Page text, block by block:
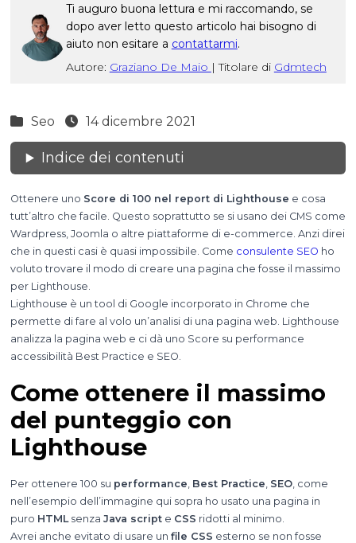
Ti auguro buona lettura e mi raccomando, se
dopo aver letto questo articolo hai bisogno di
aiuto non esitare a contattarmi.
Autore: Graziano De Maio | Titolare di Gdmtech
Seo 14 dicembre 2021
Indice dei contenuti
Ottenere uno Score di 100 nel report di Lighthouse e cosa
tutt’altro che facile. Questo soprattutto se si usano dei CMS come
Wardpress, Joomla o altre piattaforme di e-commerce. Anzi direi
che in questi casi è quasi impossibile. Come consulente SEO ho
voluto trovare il modo di creare una pagina che fosse il massimo
per Lighthouse.
Lighthouse è un tool di Google incorporato in Chrome che
permette di fare al volo un’analisi di una pagina web. Lighthouse
analizza la pagina web e ci dà uno Score su performance
accessibilità Best Practice e SEO.
Come ottenere il massimo
del punteggio con
Lighthouse
Per ottenere 100 su performance Best Practice SEO, come
nell’esempio dell’immagine qui sopra ho usato una pagina in
puro HTMLsenza Java scripte CSS ridotti al minimo.
Avrei anche evitato di usare un file CSS esterno se non fosse